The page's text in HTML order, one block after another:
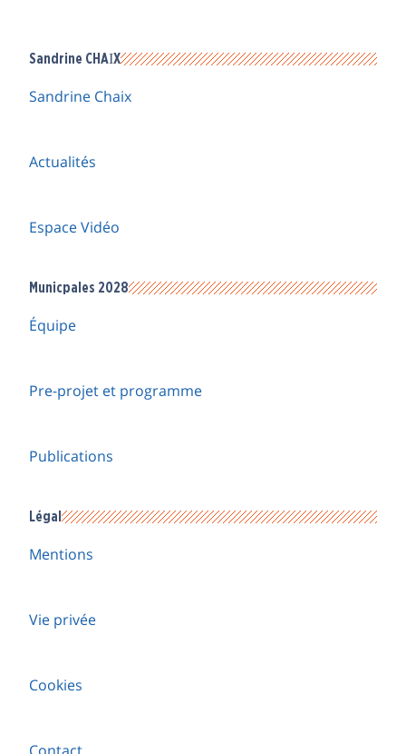
Sandrine CHAIX
Sandrine Chaix
Actualités
Espace Vidéo
Municpales 2028
Équipe
Pre-projet et programme
Publications
Légal
Mentions
Vie privée
Cookies